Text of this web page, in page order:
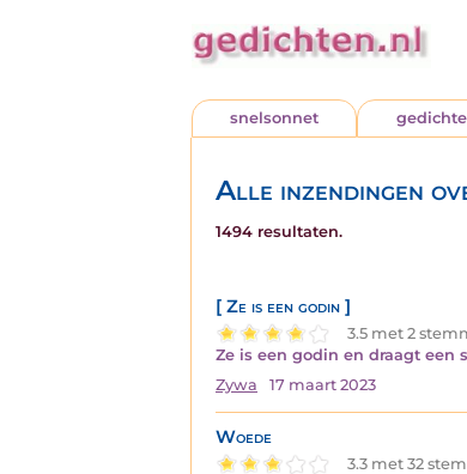
snelsonnet
Alle inzendingen
1494 resultaten.
[ Ze is een godin ]
3.5 met 2
Ze is een godin en draagt een
Zywa
17 maart 2023
Woede
3.3 met 32